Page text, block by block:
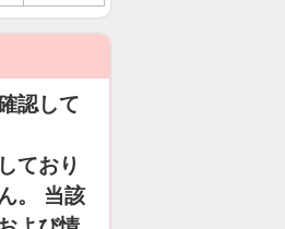
認して
ており
。 当該